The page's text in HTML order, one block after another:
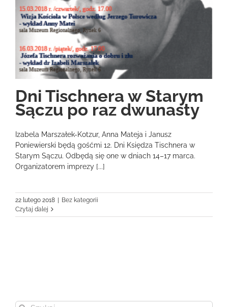
Dni Tischnera w Starym
Sączu po raz dwunasty
Izabela Marszałek-Kotzur, Anna Mateja i Janusz
Poniewierski będą gośćmi 12. Dni Księdza Tischnera w
Starym Sączu. Odbędą się one w dniach 14–17 marca.
Organizatorem imprezy [...]
22 lutego 2018
Bez kategorii
Czytaj dalej